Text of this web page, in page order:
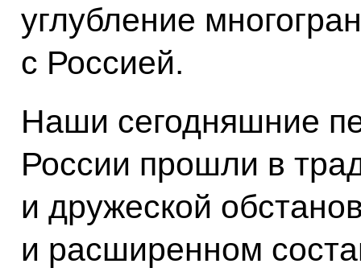
углубление
с Россией.
Наши сегодняшние
России прошли в
и дружеской
и расширенном